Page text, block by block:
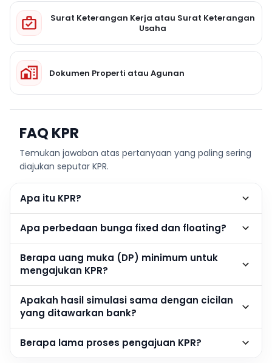
Surat Keterangan Kerja atau Surat Keterangan
Usaha
Dokumen Properti atau Agunan
FAQ KPR
Temukan jawaban atas pertanyaan yang paling sering
diajukan seputar KPR.
Apa itu KPR?
Apa perbedaan bunga fixed dan floating?
Berapa uang muka (DP) minimum untuk
mengajukan KPR?
Apakah hasil simulasi sama dengan cicilan
yang ditawarkan bank?
Berapa lama proses pengajuan KPR?